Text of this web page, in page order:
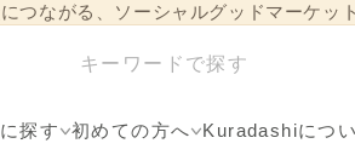
つながる、ソーシャルグッドマーケット
探す 初めての方へ Kuradashiにつ